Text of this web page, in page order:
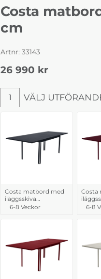
Costa
cm
Artnr: 33143
26 990 kr
Välj utförande
1 VÄLJ
Costa matbord med
iläggsskiva
Anthracite
6-8 Veckor
Costa
Cherry
6-8